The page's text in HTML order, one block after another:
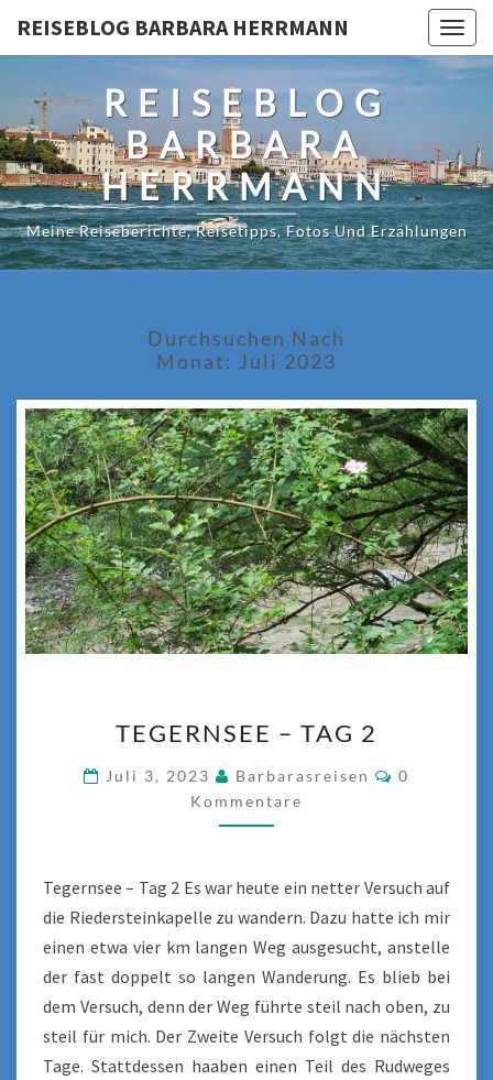
REISEBLOG BARBARA HERRMANN
REISEBLOG
BARBARA
HERRMANN
Meine Reiseberichte, Reisetipps, Fotos Und Erzählungen
Durchsuchen Nach
Monat: Juli 2023
–
TAG
2
TEGERNSEE – TAG 2
Juli 3, 2023 Barbarasreisen
0
Kommentare
Tegernsee – Tag 2 Es war heute ein netter Versuch auf
die Riedersteinkapelle zu wandern. Dazu hatte ich mir
einen etwa vier km langen Weg ausgesucht, anstelle
der fast doppelt so langen Wanderung. Es blieb bei
dem Versuch, denn der Weg führte steil nach oben, zu
steil für mich. Der Zweite Versuch folgt die nächsten
Tage. Stattdessen haaben einen Teil des Rudweges